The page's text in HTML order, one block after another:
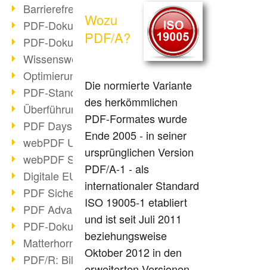
Barrierefreie PDF-Dokumente (2/3)
PDF-Dokumente mit OCR optimieren
PDF-Dokumente barrierefrei?
Wissenswertes über E-Signatur
Optimierung des PDF-Formats
PDF-Standards im Überblick
Überführung PDF/A in Archivsystem
PDF Days Europe 2021
webPDF Update 8.0.0.2282
webPDF Statistik-Auswertungen
Digitale EU COVID-Zertifikate
PDF Sicherheitseinstellungen
PDF Advanced Electronic Signature
PDF-Dokumente neu organisieren
Matterhorn Protokoll 1.1 verfügbar
PDF/R: Bildformat der Zukunft
Wozu
PDF/A?
Die normierte Variante
des herkömmlichen
PDF-Formates wurde
Ende 2005 - in seiner
ursprünglichen Version
PDF/A-1 - als
internationaler Standard
ISO 19005-1 etabliert
und ist seit Juli 2011
beziehungsweise
Oktober 2012 in den